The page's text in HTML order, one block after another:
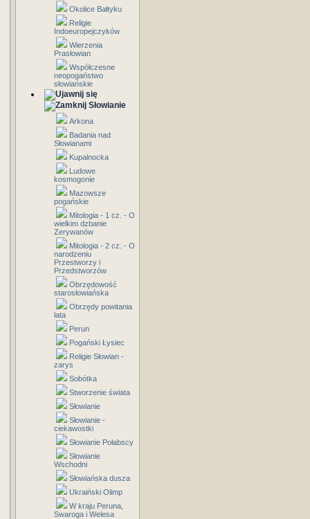
Okolice Bałtyku
Religie
Indoeuropejczyków
Wierzenia
Prasłowian
Współczesne
neopogaństwo
słowiańskie
Słowianie
Arkona
Badania nad
Słowianami
Kupalnocka
Ludowe
kosmogonie
Mazowsze
pogańskie
Mitologia - 1 cz. - O
wielkim dzbanie
Zerywanów
Mitologia - 2 cz. - O
narodzeniu
Przestworzy i
Przedstworzów
Obrzędowość
starosłowiańska
Obrzędy powitania
lata
Perun
Pogański Łysiec
Religie Słowian -
zarys
Sobótka
Stworzenie świata
Słowianie
Słowianie -
ciekawostki
Słowianie Połabscy
Słowianie
Wschodni
Słowiańska dusza
Ukraiński Olimp
W kraju Peruna,
Swaroga i Welesa